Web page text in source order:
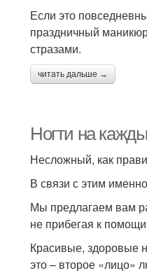
Если это
праздничный
стразами.
читать дальше →
Ногти на
Несложный, как
В связи с этим
Мы предлагаем вам
не прибегая к
Красивые, здоровые
это – второе